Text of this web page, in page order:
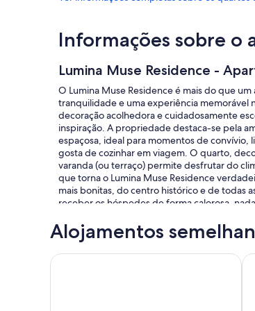
Informações sobre o
Lumina Muse Residence -
O Lumina Muse Residence é mais do que
tranquilidade e uma experiência memorável
decoração acolhedora e cuidadosamente
inspiração. A propriedade destaca-se pela
espaçosa, ideal para momentos de
gosta de cozinhar em viagem. O quarto,
varanda (ou terraço) permite desfrutar do
que torna o Lumina Muse Residence
mais bonitas, do centro histórico e de todas
receber os hóspedes de forma calorosa,
frutas frescas, uma garrafa de vinho regional
alugar um espaço, mas sim a entrar num lar
Residence oferece a combinação perfeita
Alojamentos
Super Cozy Apartment very close to City